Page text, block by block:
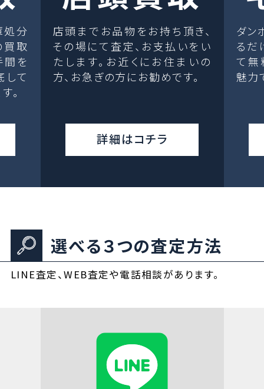
処分
取
間を
して
。
店頭までお品物をお持ち頂き、
その場にて査定、お支払いをい
たします。お近くにお住まいの
方、お急ぎの方にお勧めです。
詳細はコチラ
ダン
るだ
て無
魅力
選べる３つの査定方法
LINE査定、WEB査定や電話相談があります。